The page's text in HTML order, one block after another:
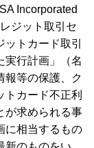
Incorporated
ジット取引セ
トカード取引
実行計画」（名
報等の保護、ク
トカード不正利
が求められる事
に相当するもの